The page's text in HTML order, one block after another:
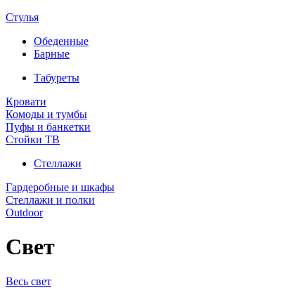
Стулья
Обеденные
Барные
Табуреты
Кровати
Комоды и тумбы
Пуфы и банкетки
Стойки ТВ
Стеллажи
Гардеробные и шкафы
Стеллажи и полки
Outdoor
Свет
Весь свет